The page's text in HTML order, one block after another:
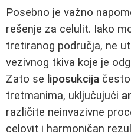
Posebno je važno
rešenje za celulit. Iako
tretiranog područja, ne
vezivnog tkiva koje je
Zato se liposukcija
tretmanima, uključujući
različite neinvazivne
celovit i harmoničan